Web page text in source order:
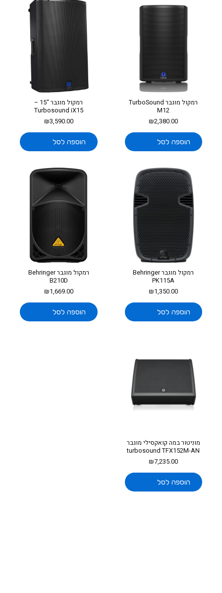
רמקול מוגבר TurboSound
M12
₪2,380.00
הוספה לסל
רמקול מוגבר “15 –
Turbosound iX15
₪3,590.00
הוספה לסל
רמקול מוגבר Behringer
PK115A
₪1,350.00
הוספה לסל
רמקול מוגבר Behringer
B210D
₪1,669.00
הוספה לסל
מוניטור במה קואקסילי מוגבר
turbosound TFX152M-AN
₪7,235.00
הוספה לסל